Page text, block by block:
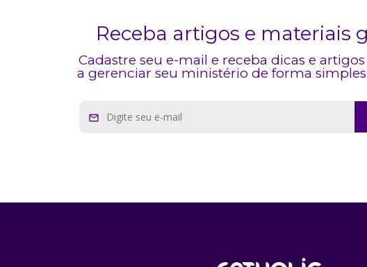
Receba artigos e materiais
Cadastre seu e-mail e receba dicas e
a gerenciar seu ministério de forma simples